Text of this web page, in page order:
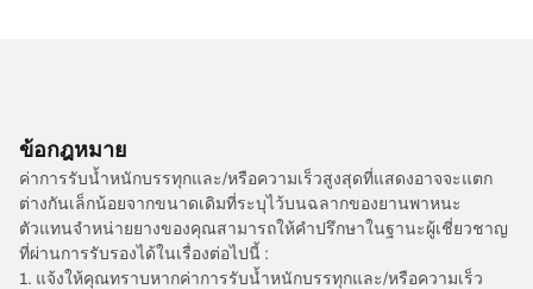
ข้อกฎหมาย
ค่าการรับน้ำหนักบรรทุกและ/หรือความเร็วสูงสุดที่แสดงอาจจะแตก
ต่างกันเล็กน้อยจากขนาดเดิมที่ระบุไว้บนฉลากของยานพาหนะ
ตัวแทนจำหน่ายยางของคุณสามารถให้คำปรึกษาในฐานะผู้เชี่ยวชาญ
ที่ผ่านการรับรองได้ในเรื่องต่อไปนี้ :
1. แจ้งให้คุณทราบหากค่าการรับน้ำหนักบรรทุกและ/หรือความเร็ว